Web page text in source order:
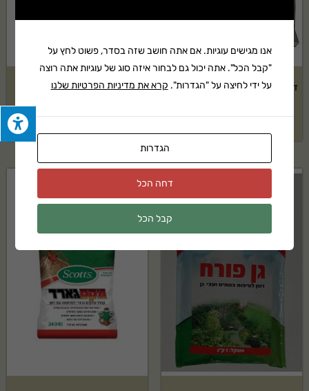
דשן כל 20-20-20 2 ק"ג- אקוגן
₪74
נימגארד 60 סמ״ק- אקוגן
₪45
אנו מגישים עוגיות. אם אתה חושב שזה בסדר, פשוט לחץ על
"קבל הכל". אתה יכול גם לבחור איזה סוג של עוגיות אתה רוצה
על ידי לחיצה על "הגדרות". קרא את מדיניות הפרטיות שלנו
הגדרות
דחה הכל
קבל הכל